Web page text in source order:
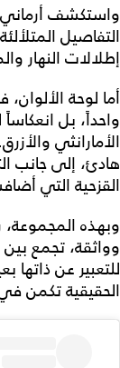
واستكشف أرماني
التفاصيل
إطلالات النهار
أما لوحة
واحداً، بل
هادئ، إلى جانب
القزحية التي
وبهذه
وواثقة، تجمع
للتعبير عن ذاتها
الحقيقية تكمن